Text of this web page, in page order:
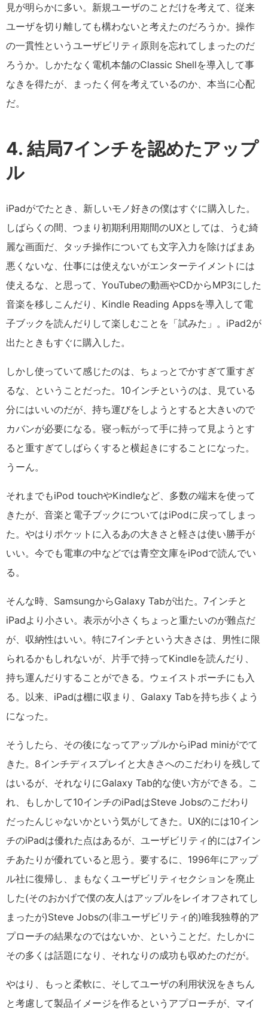
見が明らかに多い。新規ユーザのことだけを考えて、従来
ユーザを切り離しても構わないと考えたのだろうか。操作
の一貫性というユーザビリティ原則を忘れてしまったのだ
ろうか。しかたなく電机本舗のClassic Shellを導入して事
なきを得たが、まったく何を考えているのか、本当に心配
だ。
4. 結局7インチを認めたアップ
ル
iPadがでたとき、新しいモノ好きの僕はすぐに購入した。
しばらくの間、つまり初期利用期間のUXとしては、うむ綺
麗な画面だ、タッチ操作についても文字入力を除けばまあ
悪くないな、仕事には使えないがエンターテイメントには
使えるな、と思って、YouTubeの動画やCDからMP3にした
音楽を移しこんだり、Kindle Reading Appsを導入して電
子ブックを読んだりして楽しむことを「試みた」。iPad2が
出たときもすぐに購入した。
しかし使っていて感じたのは、ちょっとでかすぎて重すぎ
るな、ということだった。10インチというのは、見ている
分にはいいのだが、持ち運びをしようとすると大きいので
カバンが必要になる。寝っ転がって手に持って見ようとす
ると重すぎてしばらくすると横起きにすることになった。
うーん。
それまでもiPod touchやKindleなど、多数の端末を使って
きたが、音楽と電子ブックについてはiPodに戻ってしまっ
た。やはりポケットに入るあの大きさと軽さは使い勝手が
いい。今でも電車の中などでは青空文庫をiPodで読んでい
る。
そんな時、SamsungからGalaxy Tabが出た。7インチと
iPadより小さい。表示が小さくちょっと重たいのが難点だ
が、収納性はいい。特に7インチという大きさは、男性に限
られるかもしれないが、片手で持ってKindleを読んだり、
持ち運んだりすることができる。ウェイストポーチにも入
る。以来、iPadは棚に収まり、Galaxy Tabを持ち歩くよう
になった。
そうしたら、その後になってアップルからiPad miniがでて
きた。8インチディスプレイと大きさへのこだわりを残して
はいるが、それなりにGalaxy Tab的な使い方ができる。こ
れ、もしかして10インチのiPadはSteve Jobsのこだわり
だったんじゃないかという気がしてきた。UX的には10イン
チのiPadは優れた点はあるが、ユーザビリティ的には7イン
チあたりが優れていると思う。要するに、1996年にアップ
ル社に復帰し、まもなくユーザビリティセクションを廃止
した(そのおかげで僕の友人はアップルをレイオフされてし
まったが)Steve Jobsの(非ユーザビリティ的)唯我独尊的ア
プローチの結果なのではないか、ということだ。たしかに
その多くは話題になり、それなりの成功も収めたのだが。
やはり、もっと柔軟に、そしてユーザの利用状況をきちん
と考慮して製品イメージを作るというアプローチが、マイ